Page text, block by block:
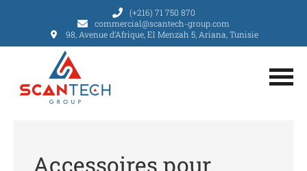
(+216) 71 750 870
commercial@scantech-group.com
98, Avenue d’Afrique, El Menzah 5, Ariana, Tunisie
Accessoires pour